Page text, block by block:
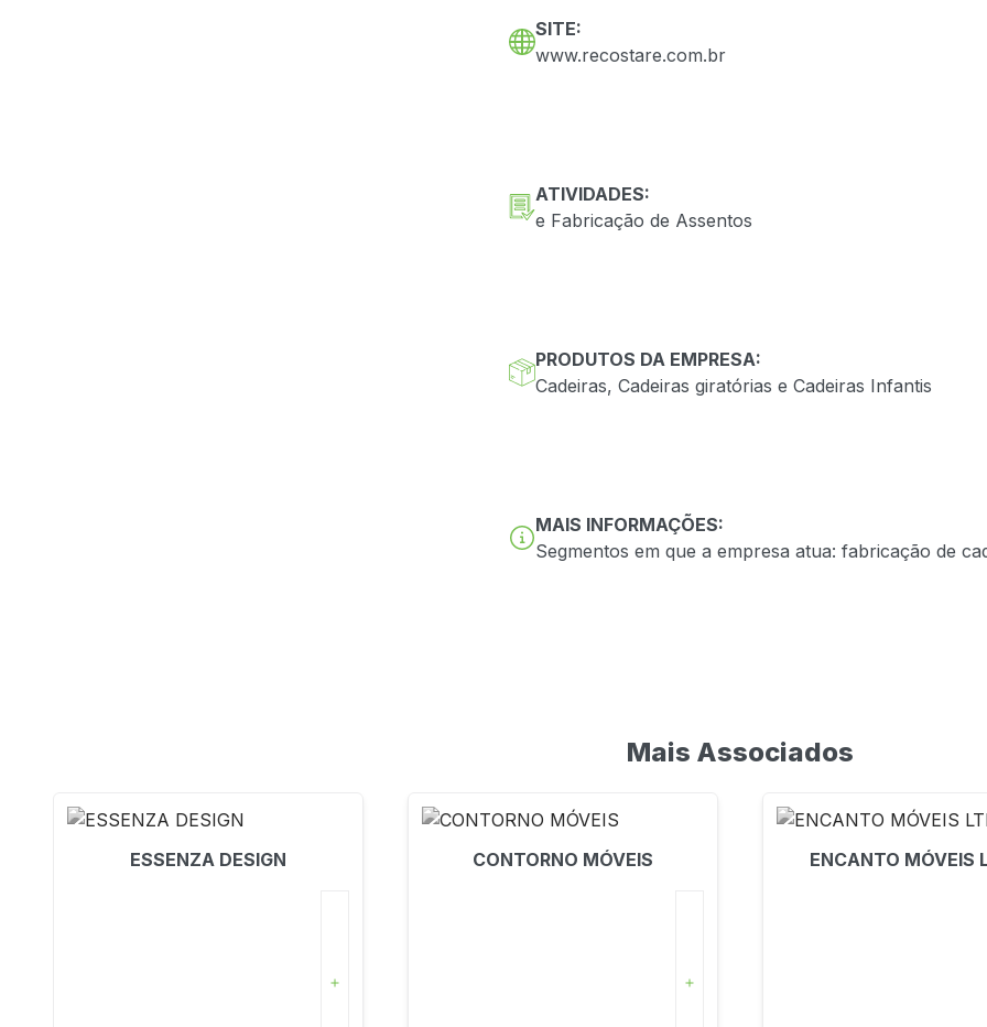
SITE:
www.recostare.com.br
ATIVIDADES:
e Fabricação de Assentos
PRODUTOS DA EMPRESA:
Cadeiras, Cadeiras giratórias e Cadeiras Infantis
MAIS INFORMAÇÕES:
Segmentos em que a empresa atua: fabricação de
Mais Associados
ESSENZA DESIGN CONTORNO MÓVEIS
ENCANTO MÓVEIS